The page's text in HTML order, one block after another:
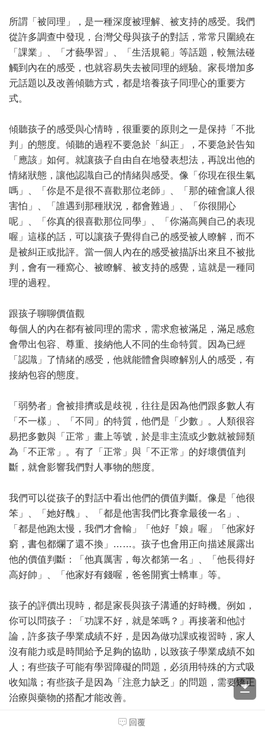
所謂「被同理」，是一種深度被理解、被支持的感受。我們
從許多調查中發現，台灣父母與孩子的對話，常常只圍繞在
「課業」、「才藝學習」、「生活規範」等話題，較無法碰
觸到內在的感受，也就容易失去被同理的經驗。家長增加多
元話題以及改善傾聽方式，都是培養孩子同理心的重要方
式。
傾聽孩子的感受與心情時，很重要的原則之一是保持「不批
判」的態度。傾聽的過程不要急於「糾正」，不要急於告知
「應該」如何。就讓孩子自由自在地發表想法，再說出他的
情緒狀態，讓他認識自己的情緒與感受。像「你現在很生氣
嗎」、「你是不是很不喜歡那位老師」、「那的確會讓人很
害怕」、「誰遇到那種狀況，都會難過」、「你很開心
呢」、「你真的很喜歡那位同學」、「你滿高興自己的表現
喔」這樣的話，可以讓孩子覺得自己的感受被人瞭解，而不
是被糾正或批評。當一個人內在的感受被描訴出來且不被批
判，會有一種窩心、被瞭解、被支持的感覺，這就是一種同
理的過程。
跟孩子聊聊價值觀
每個人的內在都有被同理的需求，需求愈被滿足，滿足感愈
會帶出包容、尊重、接納他人不同的生命特質。因為已經
「認識」了情緒的感受，他就能體會與瞭解別人的感受，有
接納包容的態度。
「弱勢者」會被排擠或是歧視，往往是因為他們跟多數人有
「不一樣」、「不同」的特質，他們是「少數」。人類很容
易把多數與「正常」畫上等號，於是非主流或少數就被歸類
為「不正常」。有了「正常」與「不正常」的好壞價值判
斷，就會影響我們對人事物的態度。
我們可以從孩子的對話中看出他們的價值判斷。像是「他很
笨」、「她好醜」、「都是他害我們比賽拿最後一名」、
「都是他跑太慢，我們才會輸」「他好『娘』喔」「他家好
窮，書包都爛了還不換」……。孩子也會用正向描述展露出
他的價值判斷：「他真厲害，每次都第一名」、「他長得好
高好帥」、「他家好有錢喔，爸爸開賓士轎車」等。
孩子的評價出現時，都是家長與孩子溝通的好時機。例如，
你可以問孩子：「功課不好，就是笨嗎？」再接著和他討
論，許多孩子學業成績不好，是因為做功課或複習時，家人
沒有能力或是時間給予足夠的協助，以致孩子學業成績不如
人；有些孩子可能有學習障礙的問題，必須用特殊的方式吸
收知識；有些孩子是因為「注意力缺乏」的問題，需要矯正
治療與藥物的搭配才能改善。
父母可以讓孩子知道，「功課不好」的背後有各種可能的原
回覆